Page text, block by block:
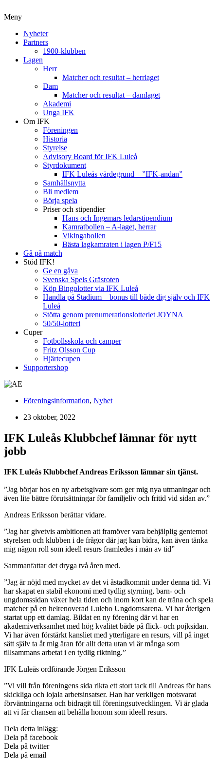
Meny
Nyheter
Partners
1900-klubben
Lagen
Herr
Matcher och resultat – herrlaget
Dam
Matcher och resultat – damlaget
Akademi
Unga IFK
Om IFK
Föreningen
Historia
Styrelse
Advisory Board för IFK Luleå
Styrdokument
IFK Luleås värdegrund – ”IFK-andan”
Samhällsnytta
Bli medlem
Börja spela
Priser och stipendier
Hans och Ingemars ledarstipendium
Kamratbollen – A-laget, herrar
Vikingabollen
Bästa lagkamraten i lagen P/F15
Gå på match
Stöd IFK!
Ge en gåva
Svenska Spels Gräsroten
Köp Bingolotter via IFK Luleå
Handla på Stadium – bonus till både dig själv och IFK
Luleå
Stötta genom prenumerationslotteriet JOYNA
50/50-lotteri
Cuper
Fotbollsskola och camper
Fritz Olsson Cup
Hjärtecupen
Supportershop
Föreningsinformation, Nyhet
23 oktober, 2022
IFK Luleås Klubbchef lämnar för nytt
jobb
IFK Luleås Klubbchef Andreas Eriksson lämnar sin tjänst.
”Jag börjar hos en ny arbetsgivare som ger mig nya utmaningar och
även lite bättre förutsättningar för familjeliv och fritid vid sidan av.”
Andreas Eriksson berättar vidare.
”Jag har givetvis ambitionen att framöver vara behjälplig gentemot
styrelsen och klubben i de frågor där jag kan bidra, kan även tänka
mig någon roll som ideell resurs framledes i mån av tid”
Sammanfattar det dryga två åren med.
”Jag är nöjd med mycket av det vi åstadkommit under denna tid. Vi
har skapat en stabil ekonomi med tydlig styrning, barn- och
ungdomssidan växer hela tiden och inom kort kan de träna och spela
matcher på en helrenoverad Lulebo Ungdomsarena. Vi har återigen
startat upp ett damlag. Bildat en ny förening där vi har en
akademiverksamhet med hög kvalitet både på flick- och pojksidan.
Vi har även förstärkt kansliet med ytterligare en resurs, vill på inget
sätt själv ta åt mig äran för allt detta utan vi är många som
tillsammans arbetat i en tydlig riktning.”
IFK Luleås ordförande Jörgen Eriksson
”Vi vill från föreningens sida rikta ett stort tack till Andreas för hans
skickliga och lojala arbetsinsatser. Han har verkligen motsvarat
förväntningarna och bidragit till föreningsutvecklingen. Vi är glada
att vi får chansen att behålla honom som ideell resurs.
Dela detta inlägg:
Dela på facebook
Dela på twitter
Dela på email